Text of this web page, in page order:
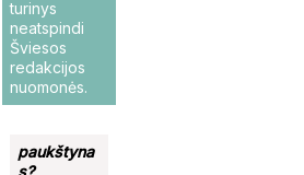
turinys
neatspindi
Šviesos
redakcijos
nuomonės.
paukštyna
s?